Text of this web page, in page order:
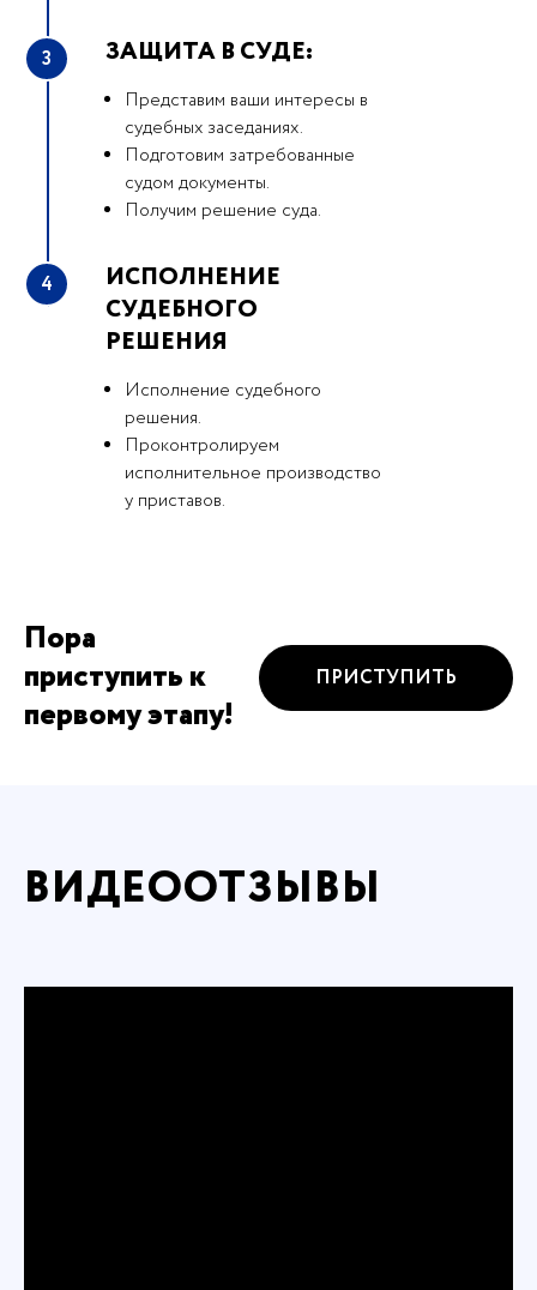
3 ЗАЩИТА В СУДЕ:
Представим ваши интересы в
судебных заседаниях.
Подготовим затребованные
судом документы.
Получим решение суда.
4
ИСПОЛНЕНИЕ
СУДЕБНОГО
РЕШЕНИЯ
Исполнение судебного
решения.
Проконтролируем
исполнительное производство
у приставов.
Пора
приступить к
первому этапу!
ПРИСТУПИТЬ
ВИДЕООТЗЫВЫ